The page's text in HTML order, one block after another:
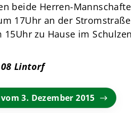
beide Herren-
17Uhr an der
15Uhr zu Hause im
08 Lintorf
3. Dezember 2015